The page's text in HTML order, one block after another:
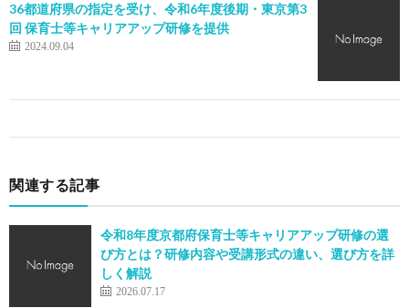
36都道府県の指定を受け、令和6年度後期・東京第3
回 保育士等キャリアアップ研修を提供
2024.09.04
関連する記事
令和8年度京都府保育士等キャリアアップ研修の選
び方とは？研修内容や受講形式の違い、選び方を詳
しく解説
2026.07.17